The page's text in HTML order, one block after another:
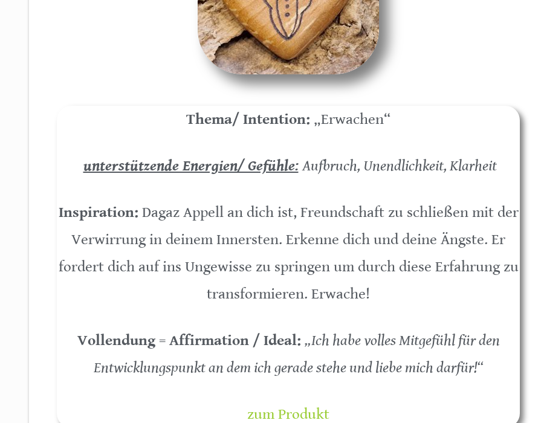
Thema/ Intention: „Erwachen“
unterstützende Energien/ Gefühle: Aufbruch, Unendlichkeit, Klarheit
Inspiration: Dagaz Appell an dich ist, Freundschaft zu schließen mit der
Verwirrung in deinem Innersten. Erkenne dich und deine Ängste. Er
fordert dich auf ins Ungewisse zu springen um durch diese Erfahrung zu
transformieren. Erwache!
Vollendung = Affirmation / Ideal: „Ich habe volles Mitgefühl für den
Entwicklungspunkt an dem ich gerade stehe und liebe mich darfür!“
zum Produkt